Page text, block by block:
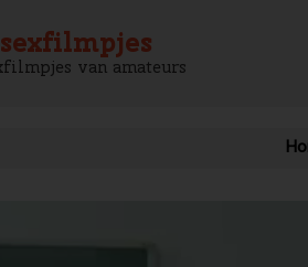
van amateurs